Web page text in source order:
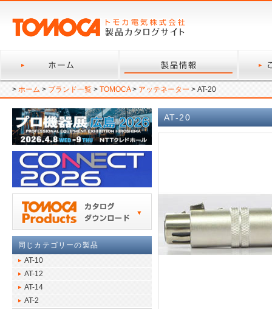
> ホーム > ブランド一覧 > TOMOCA> アッテネーター > AT-20
AT-20
同じカテゴリーの製品
AT-10
AT-12
AT-14
AT-2